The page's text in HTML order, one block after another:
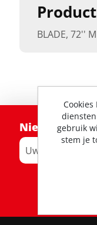
BLADE, 72''
Nieuwsbrief
gebruik
stem je